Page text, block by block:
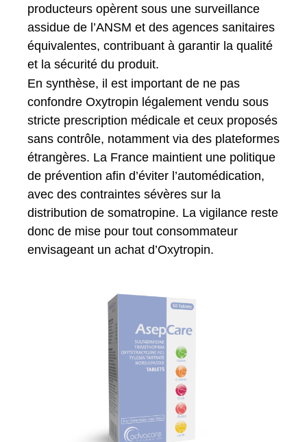
producteurs opèrent sous une surveillance
assidue de l’ANSM et des agences sanitaires
équivalentes, contribuant à garantir la qualité
et la sécurité du produit.
En synthèse, il est important de ne pas
confondre Oxytropin légalement vendu sous
stricte prescription médicale et ceux proposés
sans contrôle, notamment via des plateformes
étrangères. La France maintient une politique
de prévention afin d’éviter l’automédication,
avec des contraintes sévères sur la
distribution de somatropine. La vigilance reste
donc de mise pour tout consommateur
envisageant un achat d’Oxytropin.